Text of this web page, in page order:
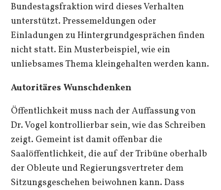
Bundestagsfraktion wird dieses Verhalten
unterstützt. Pressemeldungen oder
Einladungen zu Hintergrundgesprächen finden
nicht statt. Ein Musterbeispiel, wie ein
unliebsames Thema kleingehalten werden kann.
Autoritäres Wunschdenken
Öffentlichkeit muss nach der Auffassung von
Dr. Vogel kontrollierbar sein, wie das Schreiben
zeigt. Gemeint ist damit offenbar die
Saalöffentlichkeit, die auf der Tribüne oberhalb
der Obleute und Regierungsvertreter dem
Sitzungsgeschehen beiwohnen kann. Dass